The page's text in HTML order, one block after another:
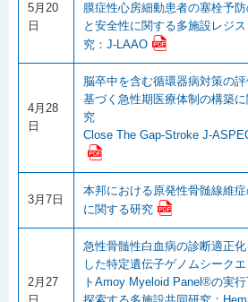
5月20
日
膜症性心房細動患者の塞栓予
と安全性に関する多施設レジ
究：J-LAAO
4月28
日
脳卒中を含む循環器病対策の
基づく急性期医療体制の構築
究
Close The Gap-Stroke J-
3月7日
本邦における原発性骨髄線維
に関する研究
2月27
急性骨髄性白血病の診断適正化
した特定遺伝子ゲノムシーク
トAmoy Myeloid Panel®の実